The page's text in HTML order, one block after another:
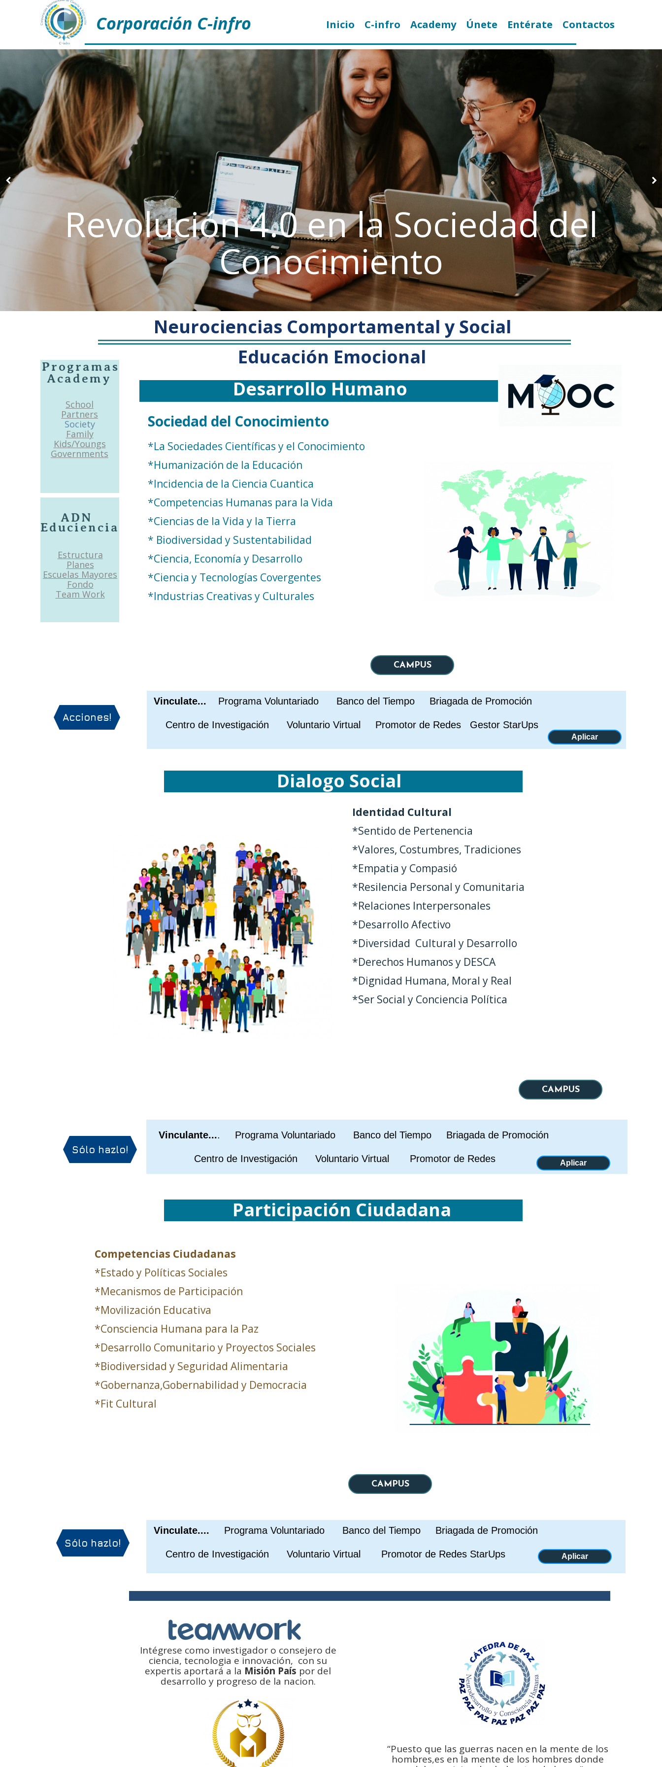
Corporación C-infro Inicio C-infro Academy Únete Entérate Contactos
School
Partners
Society
Family
Kids/Youngs
Governments
Estructura
Planes
Escuelas Mayores
Fondo
Team Work
ADN
Programas
Educiencia
Academy
CAMPUS
Revolución 4.0 en la Sociedad del
Conocimiento
Intégrese como investigador o consejero de
ciencia, tecnologia e innovación, con su
expertis aportará a la Misión País por del
desarrollo y progreso de la nacion.
CAMPUS
CAMPUS
“Puesto que las guerras nacen en la mente de los
hombres,es en la mente de los hombres donde
Acciones!
Vinculate... Programa Voluntariado Banco del Tiempo Briagada de Promoción
Centro de Investigación Voluntario Virtual Promotor de Redes Gestor StarUps
Vinculante.... Programa Voluntariado Banco del Tiempo Briagada de Promoción
Centro de Investigación Voluntario Virtual Promotor de Redes
Vinculate.... Programa Voluntariado Banco del Tiempo Briagada de Promoción
Centro de Investigación Voluntario Virtual Promotor de Redes StarUps
Sólo hazlo!
Sólo hazlo!
Aplicar
Aplicar
Aplicar
Desarrollo Humano
Sociedad del Conocimiento
*La Sociedades Científicas y el Conocimiento
*Humanización de la Educación
*Incidencia de la Ciencia Cuantica
*Competencias Humanas para la Vida
*Ciencias de la Vida y la Tierra
* Biodiversidad y Sustentabilidad
*Ciencia, Economía y Desarrollo
*Ciencia y Tecnologías Covergentes
*Industrias Creativas y Culturales
Dialogo Social
Identidad Cultural
*Sentido de Pertenencia
*Valores, Costumbres, Tradiciones
*Empatia y Compasió
*Resilencia Personal y Comunitaria
*Relaciones Interpersonales
*Desarrollo Afectivo
*Diversidad Cultural y Desarrollo
*Derechos Humanos y DESCA
*Dignidad Humana, Moral y Real
*Ser Social y Conciencia Política
Participación Ciudadana
Competencias Ciudadanas
*Estado y Políticas Sociales
*Mecanismos de Participación
*Movilización Educativa
*Consciencia Humana para la Paz
*Desarrollo Comunitario y Proyectos Sociales
*Biodiversidad y Seguridad Alimentaria
*Gobernanza,Gobernabilidad y Democracia
*Fit Cultural
Neurociencias Comportamental y Social
Educación Emocional